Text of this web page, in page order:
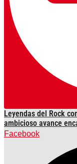
Leyendas del Rock
ambicioso avance
Facebook